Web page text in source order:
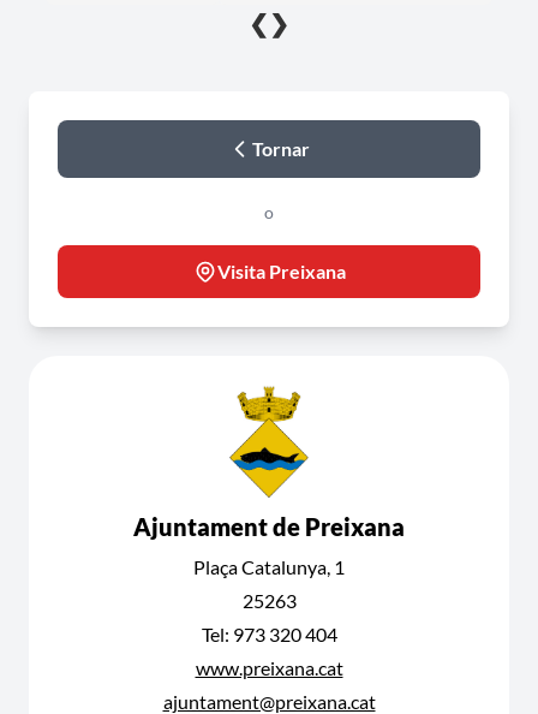
❮ ❯
Tornar
o
Visita Preixana
Ajuntament de Preixana
Plaça Catalunya, 1
25263
Tel: 973 320 404
www.preixana.cat
ajuntament@preixana.cat